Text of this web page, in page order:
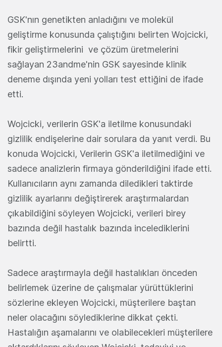
GSK'nın genetikten anladığını ve molekül
geliştirme konusunda çalıştığını belirten Wojcicki,
fikir geliştirmelerini ve çözüm üretmelerini
sağlayan 23andme'nin GSK sayesinde klinik
deneme dışında yeni yolları test ettiğini de ifade
etti.
Wojcicki, verilerin GSK'a iletilme konusundaki
gizlilik endişelerine dair sorulara da yanıt verdi. Bu
konuda Wojcicki, Verilerin GSK'a iletilmediğini ve
sadece analizlerin firmaya gönderildiğini ifade etti.
Kullanıcıların aynı zamanda diledikleri taktirde
gizlilik ayarlarını değiştirerek araştırmalardan
çıkabildiğini söyleyen Wojcicki, verileri birey
bazında değil hastalık bazında incelediklerini
belirtti.
Sadece araştırmayla değil hastalıkları önceden
belirlemek üzerine de çalışmalar yürüttüklerini
sözlerine ekleyen Wojcicki, müşterilere baştan
neler olacağını söylediklerine dikkat çekti.
Hastalığın aşamalarını ve olabilecekleri müşterilere